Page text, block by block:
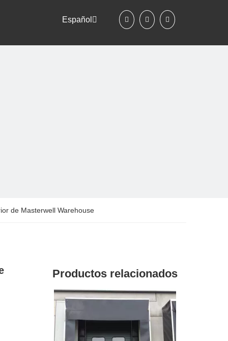
Español
de Masterwell Warehouse
Productos relacionados